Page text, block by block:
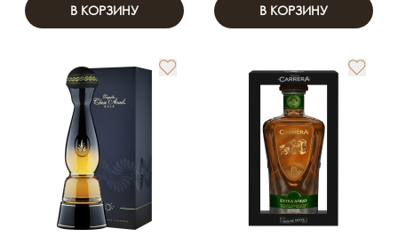
В КОРЗИНУ В КОРЗИНУ